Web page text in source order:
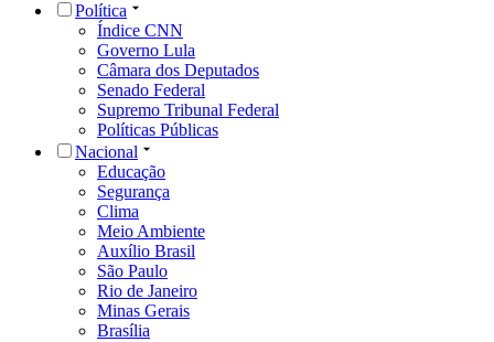
Política
Índice CNN
Governo Lula
Câmara dos Deputados
Senado Federal
Supremo Tribunal Federal
Políticas Públicas
Nacional
Educação
Segurança
Clima
Meio Ambiente
Auxílio Brasil
São Paulo
Rio de Janeiro
Minas Gerais
Brasília